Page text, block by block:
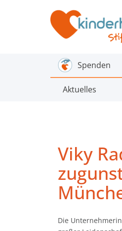
Spenden
Aktuelles
Viky
Die